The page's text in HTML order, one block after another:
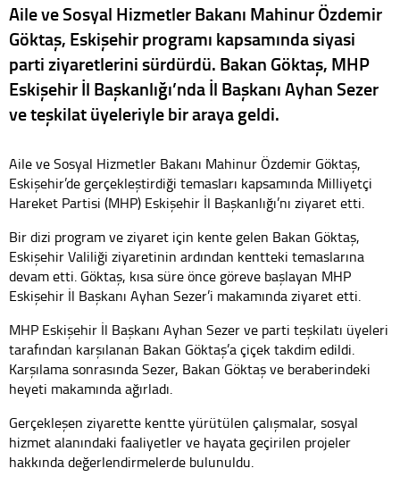
Aile ve Sosyal Hizmetler Bakanı Mahinur Özdemir
Göktaş, Eskişehir programı kapsamında siyasi
parti ziyaretlerini sürdürdü. Bakan Göktaş, MHP
Eskişehir İl Başkanlığı’nda İl Başkanı Ayhan Sezer
ve teşkilat üyeleriyle bir araya geldi.
Aile ve Sosyal Hizmetler Bakanı Mahinur Özdemir Göktaş,
Eskişehir’de gerçekleştirdiği temasları kapsamında Milliyetçi
Hareket Partisi (MHP) Eskişehir İl Başkanlığı’nı ziyaret etti.
Bir dizi program ve ziyaret için kente gelen Bakan Göktaş,
Eskişehir Valiliği ziyaretinin ardından kentteki temaslarına
devam etti. Göktaş, kısa süre önce göreve başlayan MHP
Eskişehir İl Başkanı Ayhan Sezer’i makamında ziyaret etti.
MHP Eskişehir İl Başkanı Ayhan Sezer ve parti teşkilatı üyeleri
tarafından karşılanan Bakan Göktaş’a çiçek takdim edildi.
Karşılama sonrasında Sezer, Bakan Göktaş ve beraberindeki
heyeti makamında ağırladı.
Gerçekleşen ziyarette kentte yürütülen çalışmalar, sosyal
hizmet alanındaki faaliyetler ve hayata geçirilen projeler
hakkında değerlendirmelerde bulunuldu.